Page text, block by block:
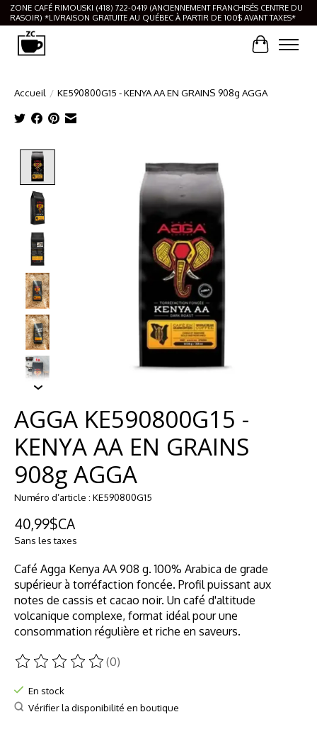
ZONE CAFÉ RIMOUSKI (418) 722-0419 (ANCIENNEMENT FRANCHISÉS CENTRE DU
RASOIR) *LIVRAISON GRATUITE AU QUÉBEC À PARTIR DE 100$ AVANT TAXES*
Panier
Accueil / KE590800G15 - KENYA AA EN GRAINS 908g AGGA
AGGA KE590800G15 -
KENYA AA EN GRAINS
908g AGGA
Numéro d’article : KE590800G15
40,99$CA
Sans les taxes
Café Agga Kenya AA 908 g. 100% Arabica de grade
supérieur à torréfaction foncée. Profil puissant aux
notes de cassis et cacao noir. Un café d'altitude
volcanique complexe, format idéal pour une
consommation régulière et riche en saveurs.
Ce produit est évalué à
(0)
En stock
Vérifier la disponibilité en boutique